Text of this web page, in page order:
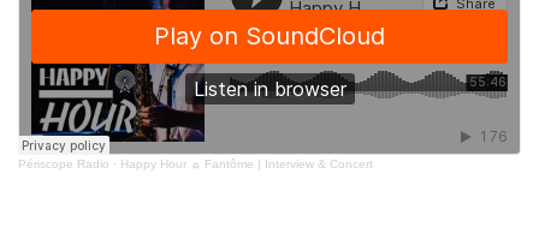
Périscope Radio · Happy Hour ☼ Fantôme | Interview & Concert